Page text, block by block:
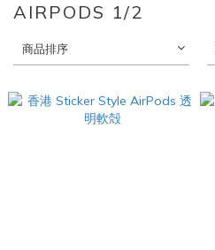
AIRPODS 1/2
商品排序